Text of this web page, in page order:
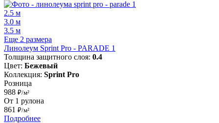
2.5 м
3.0 м
3.5 м
Еще 2 размера
Линолеум Sprint Pro - PARADE 1
Толщина защитного слоя: 0.4
Цвет: Бежевый
Коллекция: Sprint Pro
Розница
988 ₽/м²
От 1 рулона
861 ₽/м²
Подробнее